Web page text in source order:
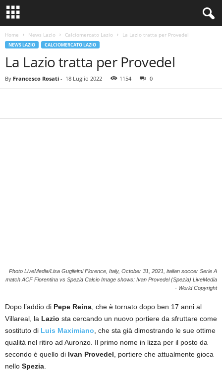
Home News Lazio Calciomercato Lazio La Lazio tratta per Provedel
NEWS LAZIO CALCIOMERCATO LAZIO
La Lazio tratta per Provedel
By Francesco Rosati - 18 Luglio 2022 1154 0
Photo LiveMedia/Lisa Guglielmi Florence, Italy, October 31, 2021, italian soccer Serie A
match ACF Fiorentina vs Spezia Calcio Image shows: Ivan Provedel (Spezia) LiveMedia
- World Copyright
Dopo l’addio di Pepe Reina , che è tornato dopo ben 17 anni al
Villareal, la Lazio sta cercando un nuovo portiere da sfruttare come
sostituto di Luis Maximiano , che sta già dimostrando le sue ottime
qualità nel ritiro ad Auronzo. Il primo nome in lizza per il posto da
secondo è quello di Ivan Provedel , portiere che attualmente gioca
nello Spezia